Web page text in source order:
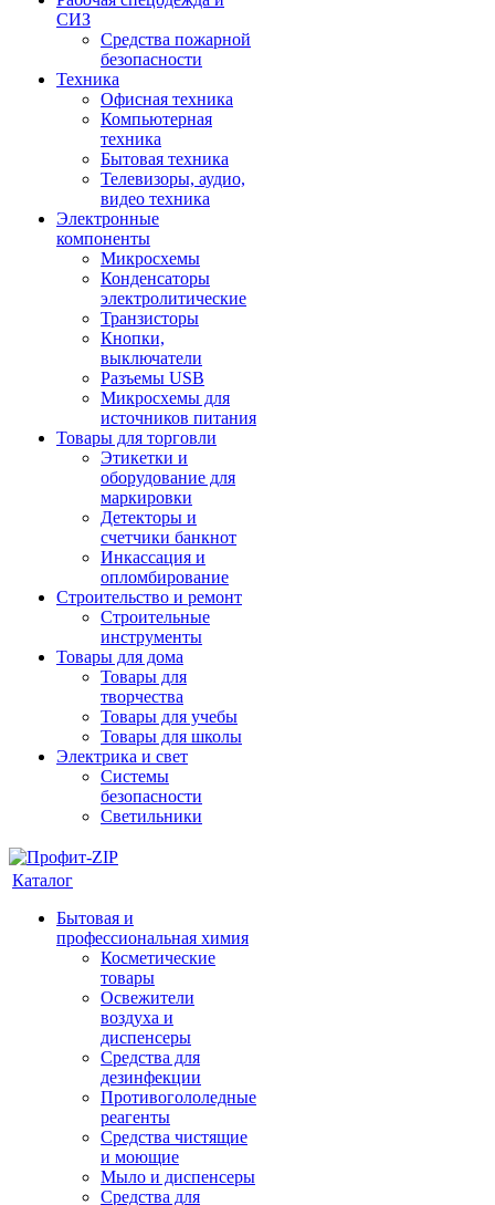
СИЗ
Средства пожарной
безопасности
Техника
Офисная техника
Компьютерная
техника
Бытовая техника
Телевизоры, аудио,
видео техника
Электронные
компоненты
Микросхемы
Конденсаторы
электролитические
Транзисторы
Кнопки,
выключатели
Разъемы USB
Микросхемы для
источников питания
Товары для торговли
Этикетки и
оборудование для
маркировки
Детекторы и
счетчики банкнот
Инкассация и
опломбирование
Строительство и ремонт
Строительные
инструменты
Товары для дома
Товары для
творчества
Товары для учебы
Товары для школы
Электрика и свет
Системы
безопасности
Светильники
Каталог
Бытовая и
профессиональная химия
Косметические
товары
Освежители
воздуха и
диспенсеры
Средства для
дезинфекции
Противогололедные
реагенты
Средства чистящие
и моющие
Мыло и диспенсеры
Средства для